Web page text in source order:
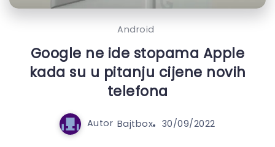
Android
Google ne ide stopama Apple
kada su u pitanju cijene novih
telefona
Autor Bajtbox 30/09/2022